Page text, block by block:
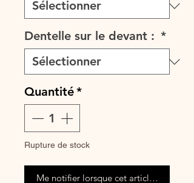
Dentelle sur le devant : *
Quantité*
Rupture de stock
Me notifier lorsque cet article est